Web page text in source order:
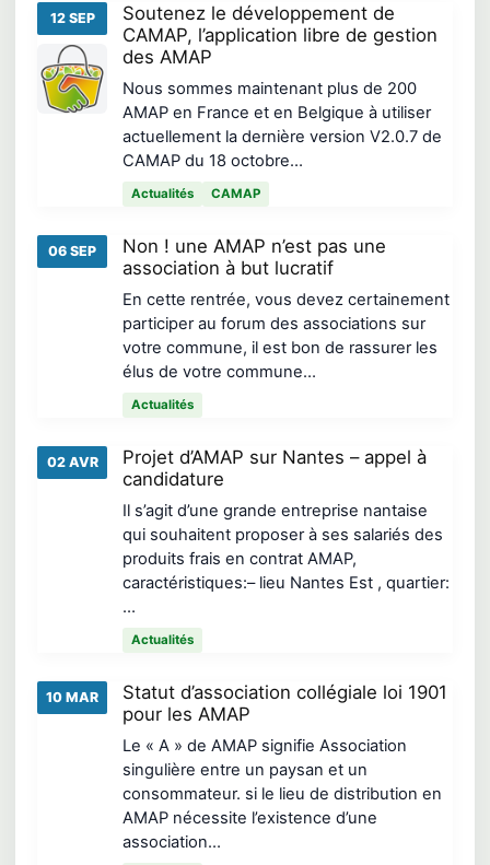
12 SEP
Soutenez le développement de
CAMAP, l’application libre de gestion
des AMAP
Nous sommes maintenant plus de 200
AMAP en France et en Belgique à utiliser
actuellement la dernière version V2.0.7 de
CAMAP du 18 octobre…
Actualités CAMAP
06 SEP
Non ! une AMAP n’est pas une
association à but lucratif
En cette rentrée, vous devez certainement
participer au forum des associations sur
votre commune, il est bon de rassurer les
élus de votre commune…
Actualités
02 AVR
Projet d’AMAP sur Nantes – appel à
candidature
Il s’agit d’une grande entreprise nantaise
qui souhaitent proposer à ses salariés des
produits frais en contrat AMAP,
caractéristiques:– lieu Nantes Est , quartier:
…
Actualités
10 MAR
Statut d’association collégiale loi 1901
pour les AMAP
Le « A » de AMAP signifie Association
singulière entre un paysan et un
consommateur. si le lieu de distribution en
AMAP nécessite l’existence d’une
association…